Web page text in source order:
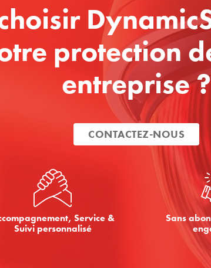
protection
entreprise ?
CONTACTEZ-NOUS
Service &
Suivi personnalisé
Sans